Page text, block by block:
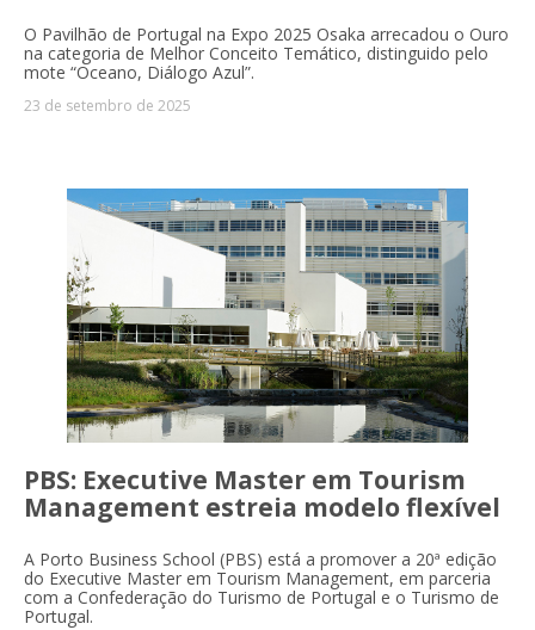
O Pavilhão de Portugal na Expo 2025 Osaka arrecadou o Ouro
na categoria de Melhor Conceito Temático, distinguido pelo
mote “Oceano, Diálogo Azul”.
23 de setembro de 2025
PBS: Executive Master em Tourism
Management estreia modelo flexível
A Porto Business School (PBS) está a promover a 20ª edição
do Executive Master em Tourism Management, em parceria
com a Confederação do Turismo de Portugal e o Turismo de
Portugal.